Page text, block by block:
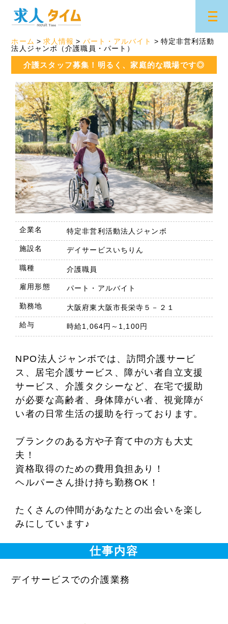
ホーム 求人情報 パート・アルバイト
特定非営利活動
法人ジャンボ（介護職員・パート）
介護スタッフ募集！明るく、家庭的な職場です◎
企業名 特定非営利活動法人ジャンボ
施設名 デイサービスいちりん
職種 介護職員
雇用形態 パート・アルバイト
勤務地 大阪府東大阪市長栄寺５－２１
給与 時給1,064円～1,100円
NPO法人ジャンボでは、訪問介護サービ
ス、居宅介護サービス、障がい者自立支援
サービス、介護タクシーなど、在宅で援助
が必要な高齢者、身体障がい者、視覚障が
い者の日常生活の援助を行っております。
ブランクのある方や子育て中の方も大丈
夫！
資格取得のための費用負担あり！
ヘルパーさん掛け持ち勤務OK！
たくさんの仲間があなたとの出会いを楽し
みにしています♪
仕事内容
デイサービスでの介護業務